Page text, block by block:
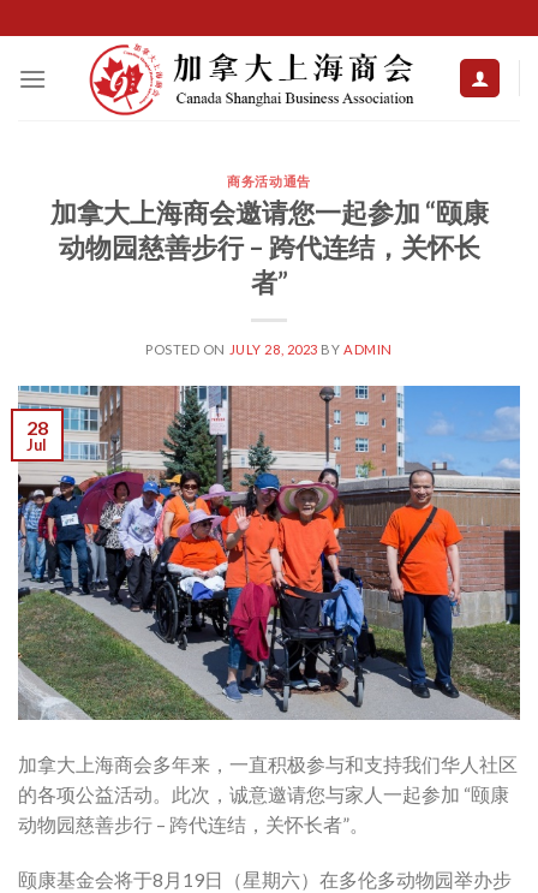
to
content
商务活动通告
加拿大上海商会邀请您一起参加 “颐康
动物园慈善步行 – 跨代连结，关怀长
者”
POSTED ON JULY 28, 2023 BY ADMIN
28
Jul
加拿大上海商会多年来，一直积极参与和支持我们华人社区
的各项公益活动。此次，诚意邀请您与家人一起参加 “颐康
动物园慈善步行 – 跨代连结，关怀长者”。
颐康基金会将于8月19日（星期六）在多伦多动物园举办步